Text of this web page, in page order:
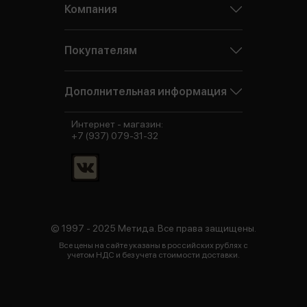
Компания
Покупателям
Дополнительная информация
© 1997 - 2025 Метида. Все права защищены.
Все цены на сайте указаны в российских рублях с
учетом НДС и без учета стоимости доставки.
Интернет - магазин:
+7 (937) 079-31-32